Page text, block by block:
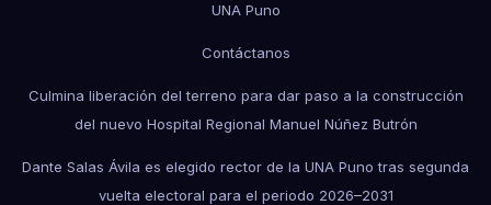
UNA Puno
Contáctanos
Culmina liberación del terreno para dar paso a la construcción
del nuevo Hospital Regional Manuel Núñez Butrón
Dante Salas Ávila es elegido rector de la UNA Puno tras segunda
vuelta electoral para el periodo 2026–2031